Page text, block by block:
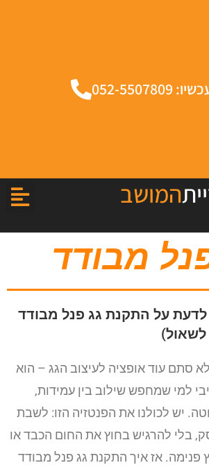
5507809
המושב
מבודד
על התקנת גג פנל מבודד
סתם עוד אופציה לעיצוב הגג – הוא
למי שמחפש שילוב בין עמידות,
יש לכולנו את הפנטזיה הזו: לשבת
בלי להרגיש בחוץ את החום הכבד או
פנימה. אז איך התקנת גג פנל מבודד